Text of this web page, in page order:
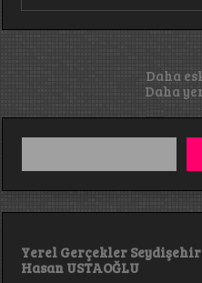
Daha
Daha
Yerel Gerçekler Seydişehir
Hasan USTAOĞLU